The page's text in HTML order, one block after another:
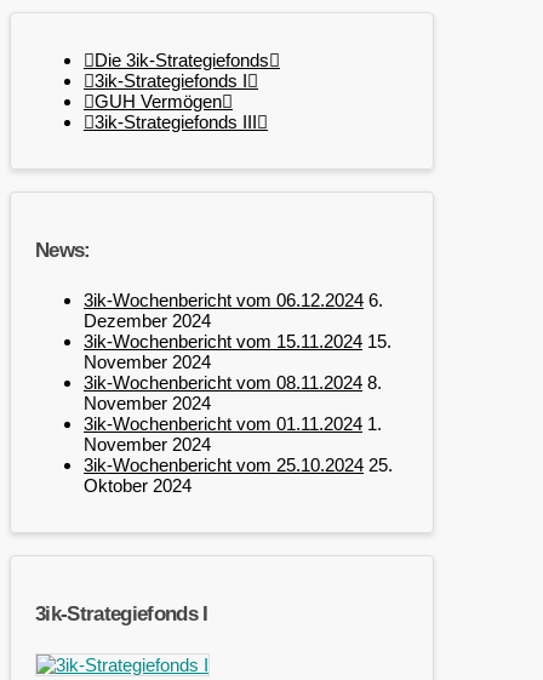
Die 3ik-Strategiefonds
3ik-Strategiefonds I
GUH Vermögen
3ik-Strategiefonds III
News:
3ik-Wochenbericht vom 06.12.2024 6.
Dezember 2024
3ik-Wochenbericht vom 15.11.2024 15.
November 2024
3ik-Wochenbericht vom 08.11.2024 8.
November 2024
3ik-Wochenbericht vom 01.11.2024 1.
November 2024
3ik-Wochenbericht vom 25.10.2024 25.
Oktober 2024
3ik-Strategiefonds I